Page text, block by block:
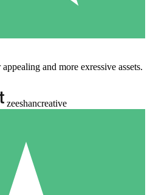
and more exressive assets.
zeeshancreative